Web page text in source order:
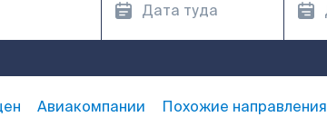
Авиакомпании Похожие направления